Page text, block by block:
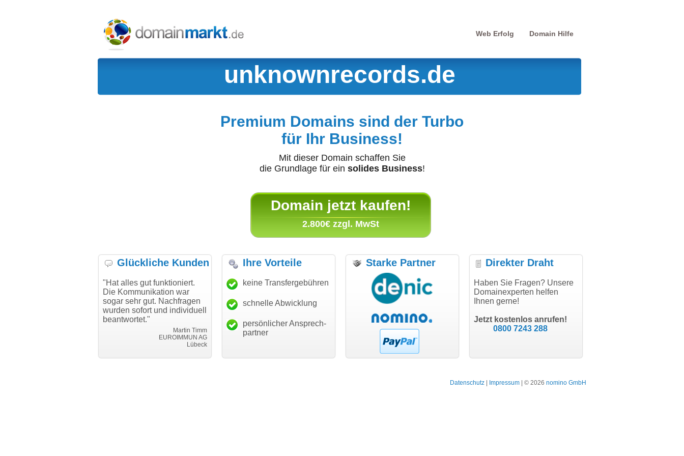
Web Erfolg Domain Hilfe
unknownrecords.de
Premium Domains sind der Turbo
für Ihr Business!
Mit dieser Domain schaffen Sie
die Grundlage für ein solides Business!
Domain jetzt kaufen!
2.800€ zzgl. MwSt
Glückliche Kunden
"Hat alles gut funktioniert.
Die Kommunikation war
sogar sehr gut. Nachfragen
wurden sofort und individuell
beantwortet."
Martin Timm
EUROIMMUN AG
Lübeck
"Danke für den schnellen
Transfer und guten Service!"
Thomas Schäfer
i can eckert communication GmbH
"Ich bin dankbar, meine
Wunschdomain gefunden zu
haben. Die Domain passt für
hundertprozentig."
Janina Köck
Leben im Einklang
leben-im-einklang.de
"Super Abwicklung, vielen
modern software GbR
Landau an der Isar
"Vielen Dank für den
Ihre Vorteile
keine Transfergebühren
schnelle Abwicklung
persönlicher Ansprech-
partner
Starke Partner Direkter Draht
Haben Sie Fragen? Unsere
Domainexperten helfen
Ihnen gerne!
Jetzt kostenlos anrufen!
0800 7243 288
Datenschutz Impressum | © 2026 nomino GmbH